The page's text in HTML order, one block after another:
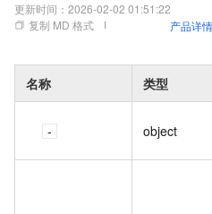
更新时间： 2026-02-02 01:51:22
复制 MD 格式
产品详情
名称 类型
object